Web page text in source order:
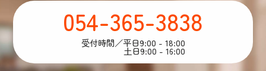
054-365-3838
受付時間／平日9:00 - 18:00
土日9:00 - 16:00